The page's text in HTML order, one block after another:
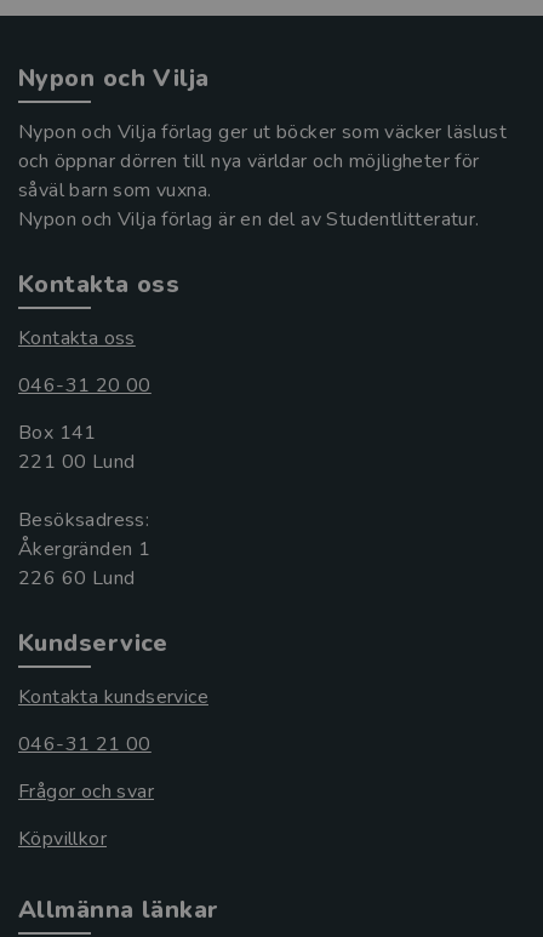
Nypon och Vilja
Nypon och Vilja förlag ger ut böcker som väcker läslust
och öppnar dörren till nya världar och möjligheter för
såväl barn som vuxna.
Nypon och Vilja förlag är en del av Studentlitteratur.
Kontakta oss
Kontakta oss
046-31 20 00
Box 141
221 00 Lund
Besöksadress:
Åkergränden 1
Kundservice
Kontakta kundservice
046-31 21 00
Frågor och svar
Köpvillkor
Allmänna länkar